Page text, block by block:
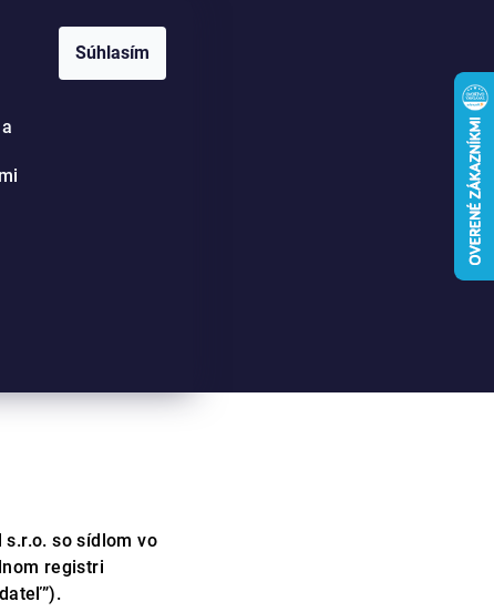
Súhlasím
16:30-20:00.
s.r.o. so sídlom vo
registri